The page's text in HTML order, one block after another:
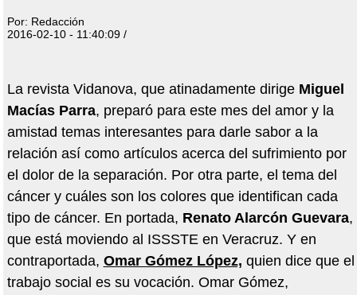
Por: Redacción
2016-02-10 - 11:40:09 /
La revista Vidanova, que atinadamente dirige Miguel
Macías Parra, preparó para este mes del amor y la
amistad temas interesantes para darle sabor a la
relación así como artículos acerca del sufrimiento por
el dolor de la separación. Por otra parte, el tema del
cáncer y cuáles son los colores que identifican cada
tipo de cáncer. En portada, Renato Alarcón Guevara,
que está moviendo al ISSSTE en Veracruz. Y en
contraportada, Omar Gómez López, quien dice que el
trabajo social es su vocación. Omar Gómez,